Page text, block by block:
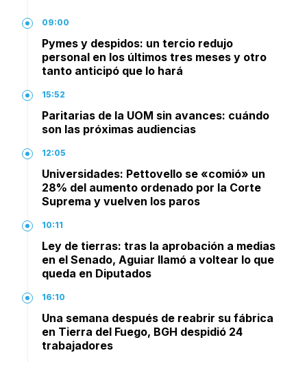
09:00
Pymes y despidos: un tercio redujo
personal en los últimos tres meses y otro
tanto anticipó que lo hará
15:52
Paritarias de la UOM sin avances: cuándo
son las próximas audiencias
12:05
Universidades: Pettovello se «comió» un
28% del aumento ordenado por la Corte
Suprema y vuelven los paros
10:11
Ley de tierras: tras la aprobación a medias
en el Senado, Aguiar llamó a voltear lo que
queda en Diputados
16:10
Una semana después de reabrir su fábrica
en Tierra del Fuego, BGH despidió 24
trabajadores